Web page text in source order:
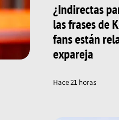
¿Indirectas
las frases de
fans están
expareja
Hace 21 horas